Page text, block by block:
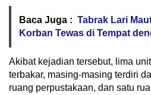
Baca Juga : Tabrak Lari
Korban Tewas di Tempat
Akibat kejadian tersebut, lima
terbakar, masing-masing terdiri
ruang perpustakaan, dan satu